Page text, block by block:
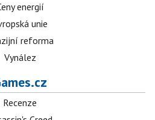
energií
unie
reforma
Vynález
Recenze